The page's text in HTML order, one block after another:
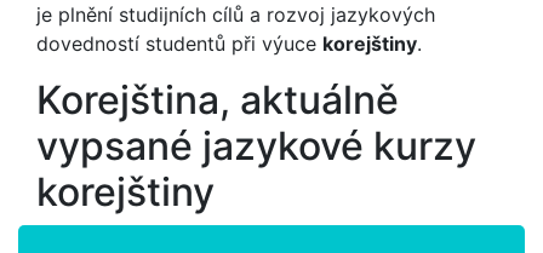
je plnění studijních cílů a rozvoj jazykových
dovedností studentů při výuce korejštiny.
Korejština, aktuálně
vypsané jazykové kurzy
korejštiny